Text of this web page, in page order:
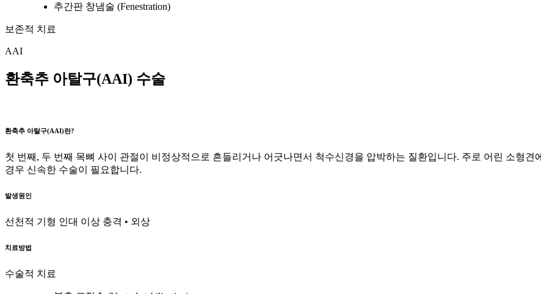
추간판 창냄술 (Fenestration)
보존적 치료
AAI
환축추 아탈구(AAI) 수술
환축추 아탈구(AAI)란?
첫 번째, 두 번째 목뼈 사이 관절이 비정상적으로 흔들리거나 어긋나면서 척수신경을 압박하는 질환입니다. 주로 어린 소형
경우 신속한 수술이 필요합니다.
발생원인
선천적 기형 인대 이상 충격 • 외상
치료방법
수술적 치료